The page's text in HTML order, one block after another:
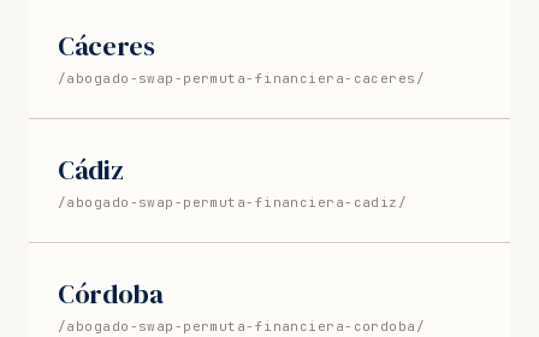
Cáceres
/abogado-swap-permuta-financiera-caceres/
Cádiz
/abogado-swap-permuta-financiera-cadiz/
Córdoba
/abogado-swap-permuta-financiera-cordoba/